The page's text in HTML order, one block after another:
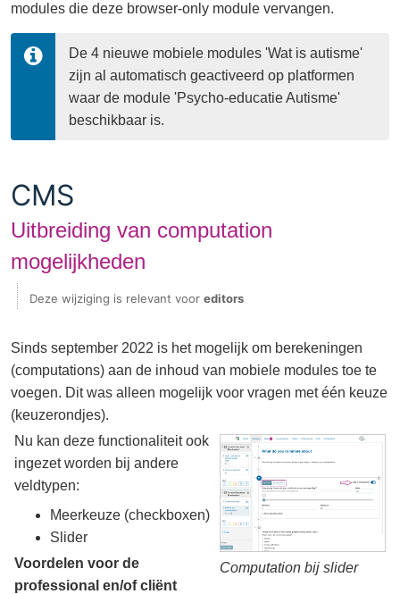
modules die deze browser-only module vervangen.
De 4 nieuwe mobiele modules 'Wat is autisme'
zijn al automatisch geactiveerd op platformen
waar de module 'Psycho-educatie Autisme'
beschikbaar is.
CMS
Uitbreiding van computation
mogelijkheden
Deze wijziging is relevant voor editors
Sinds september 2022 is het mogelijk om berekeningen
(computations) aan de inhoud van mobiele modules toe te
voegen. Dit was alleen mogelijk voor vragen met één keuze
(keuzerondjes).
Nu kan deze functionaliteit ook
ingezet worden bij andere
veldtypen:
Meerkeuze (checkboxen)
Slider
Voordelen voor de
professional en/of cliënt
Computation bij slider